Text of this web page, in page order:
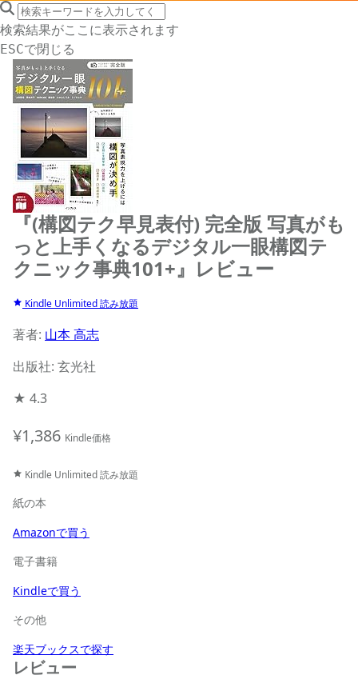
search icon
サイト内検索
検索結果がここに表示されます
ESCで閉じる
『(構図テク早見表付) 完全版 写真がも
っと上手くなるデジタル一眼構図テ
クニック事典101+』レビュー
Kindle Unlimited 読み放題
著者: 山本 高志
出版社: 玄光社
★ 4.3
¥1,386 Kindle価格
Kindle Unlimited 読み放題
紙の本
Amazonで買う
電子書籍
Kindleで買う
その他
楽天ブックスで探す
レビュー